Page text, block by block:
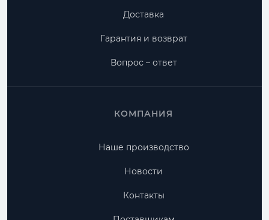
Доставка
Гарантия и возврат
Вопрос – ответ
КОМПАНИЯ
Наше производство
Новости
Контакты